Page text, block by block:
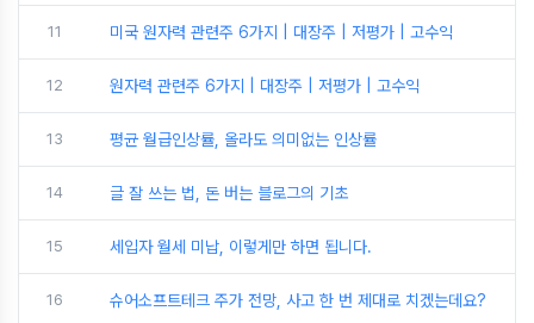
11 미국 원자력 관련주 6가지 | 대장주 | 저평가 | 고수익
12 원자력 관련주 6가지 | 대장주 | 저평가 | 고수익
13 평균 월급인상률, 올라도 의미없는 인상률
14 글 잘 쓰는 법, 돈 버는 블로그의 기초
15 세입자 월세 미납, 이렇게만 하면 됩니다.
16 슈어소프트테크 주가 전망, 사고 한 번 제대로 치겠는데요?